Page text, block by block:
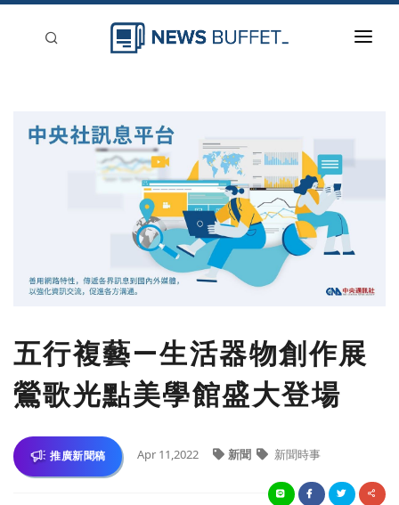
五行複藝—生活器物創作展
鶯歌光點美學館盛大登場
推廣新聞稿 Apr 11,2022 新聞 新聞時事